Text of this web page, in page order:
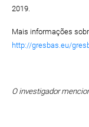
2019.
Mais informações
http://gresbas.eu/
O investigador